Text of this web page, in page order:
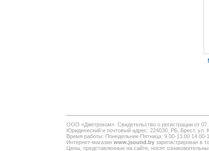
ООО «Джетроком» Свидетельство о регистрации от
Юридический и почтовый адрес: 224030, РБ, Брест, ул.
Время работы: Понедельник-Пятница: 9.00-13.00
Интернет-магазин www.jsound.byзарегистрирован в
Цены, представленные на сайте, носят